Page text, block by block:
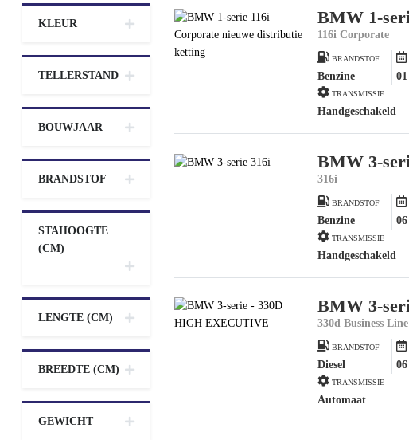
KLEUR
TELLERSTAND
BOUWJAAR
BRANDSTOF
STAHOOGTE
(CM)
LENGTE (CM)
BREEDTE (CM)
GEWICHT
BMW 1-
116i Corporate
BRANDSTOF
Benzine
TRANSMISSIE
Handgeschakeld
BMW 3-
316i
BRANDSTOF
Benzine
TRANSMISSIE
Handgeschakeld
BMW 3-
330d Business Line
BRANDSTOF
Diesel
TRANSMISSIE
Automaat